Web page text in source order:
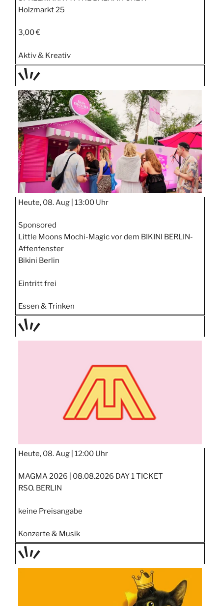
Holzmarkt 25
3,00 €
Aktiv & Kreativ
TAGE
STIPP
Heute, 08. Aug | 13:00 Uhr
Sponsored
Little Moons Mochi-Magic vor dem BIKINI BERLIN-
Affenfenster
Bikini Berlin
Eintritt frei
Essen & Trinken
TAGE
Heute, 08. Aug | 12:00 Uhr
MAGMA 2026 | 08.08.2026 DAY 1 TICKET
RSO. BERLIN
keine Preisangabe
Konzerte & Musik
TAGE